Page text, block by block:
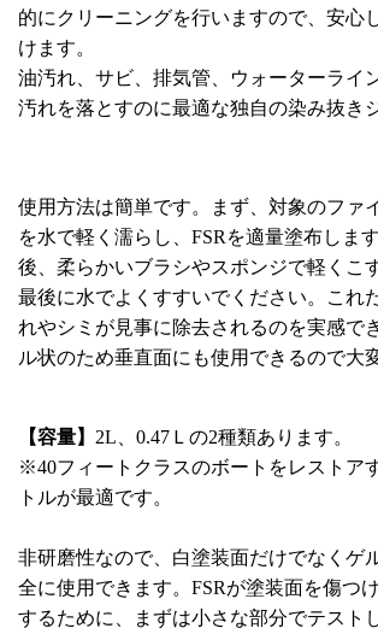
的にクリーニングを行いますので、安心
けます。
油汚れ、サビ、排気管、ウォーターライ
汚れを落とすのに最適な独自の染み抜き
使用方法は簡単です。まず、対象のファ
を水で軽く濡らし、FSRを適量塗布しま
後、柔らかいブラシやスポンジで軽くこ
最後に水でよくすすいでください。これ
れやシミが見事に除去されるのを実感で
ル状のため垂直面にも使用できるので大
【容量】 2L、0.47Ｌの2種類あります。
※40フィートクラスのボートをレストア
トルが最適です。
非研磨性なので、白塗装面だけでなくゲ
全に使用できます。FSRが塗装面を傷つ
するために、まずは小さな部分でテスト